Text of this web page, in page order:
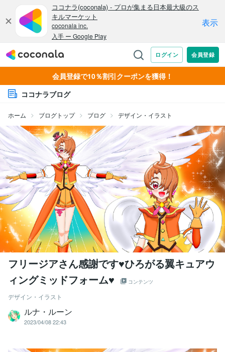
会員登録で10％割引クーポンを獲得！
ココナラブログ
ホーム ブログトップ ブログ デザイン・イラスト
フリージアさん感謝です♥ひろがる翼キュアウ
ィングミッドフォーム♥
コンテンツ
デザイン・イラスト
ルナ・ルーン
2023/04/08 22:43